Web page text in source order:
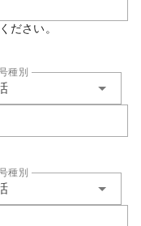
ださい。
種別
種別